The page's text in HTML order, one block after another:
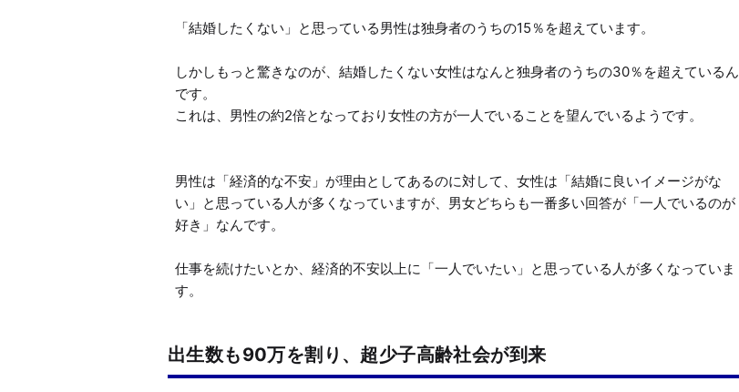
「結婚したくない」と思っている男性は独身者のうちの15％を超えています。
しかしもっと驚きなのが、結婚したくない女性はなんと独身者のうちの30％を超えているん
です。
これは、男性の約2倍となっており女性の方が一人でいることを望んでいるようです。
男性は「経済的な不安」が理由としてあるのに対して、女性は「結婚に良いイメージがな
い」と思っている人が多くなっていますが、男女どちらも一番多い回答が「一人でいるのが
好き」なんです。
仕事を続けたいとか、経済的不安以上に「一人でいたい」と思っている人が多くなっていま
す。
出生数も90万を割り、超少子高齢社会が到来